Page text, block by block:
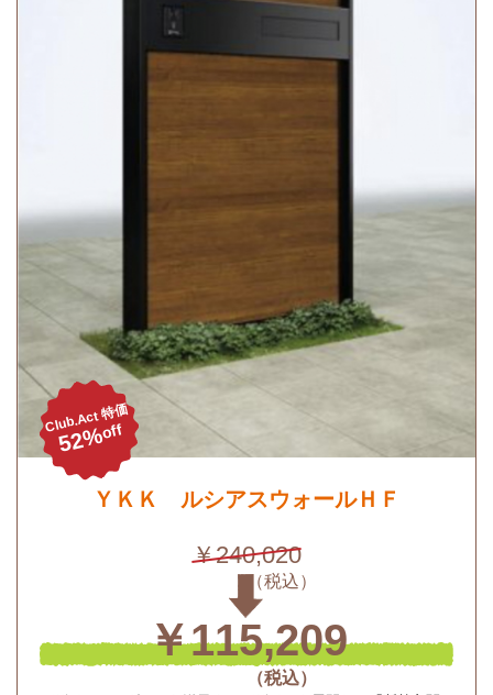
Club.Act 特価
52%off
ＹＫＫ ルシアスウォールＨＦ
￥240,020
￥115,209